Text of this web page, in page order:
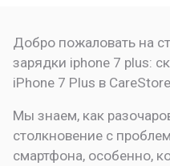
Добро пожаловать на
зарядки iphone 7 plus:
iPhone 7 Plus в
Мы знаем, как
столкновение с
смартфона, особенно,